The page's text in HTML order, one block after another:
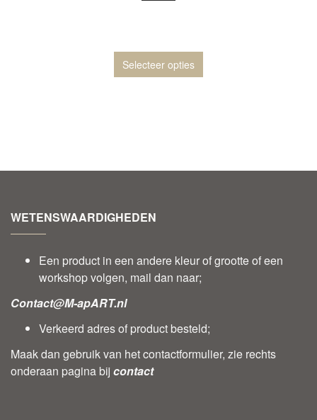
Selecteer opties
WETENSWAARDIGHEDEN
Een product in een andere kleur of grootte of een
workshop volgen, mail dan naar;
Contact@M-apART.nl
Verkeerd adres of product besteld;
Maak dan gebruik van het contactformulier, zie rechts
onderaan pagina bij contact